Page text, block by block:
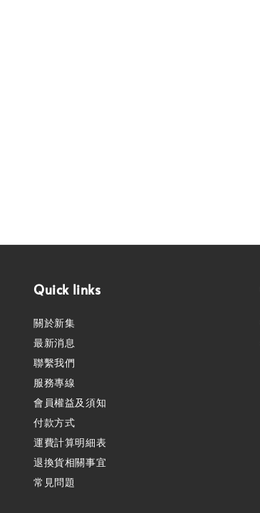
Quick links
關於新集
最新消息
聯繫我們
服務專線
會員權益及須知
付款方式
運費計算明細表
退換貨相關事宜
常見問題